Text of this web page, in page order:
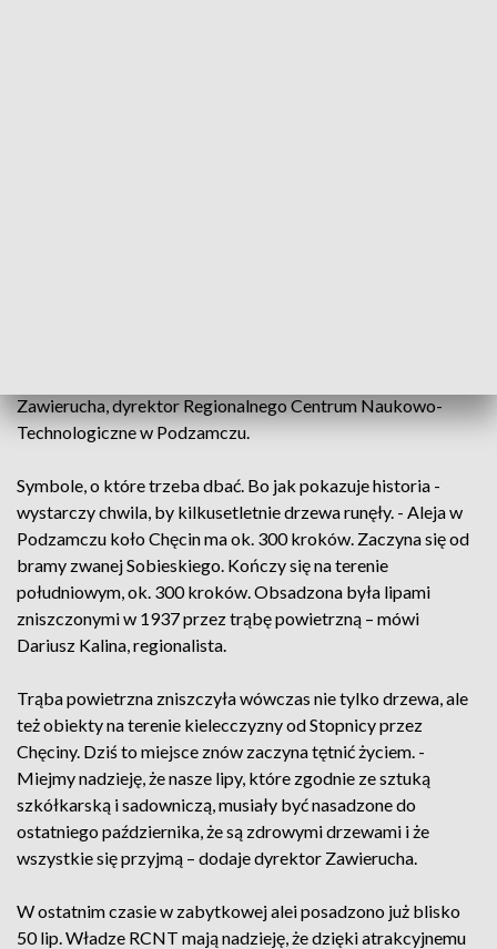
Zawierucha, dyrektor Regionalnego Centrum Naukowo-
Technologiczne w Podzamczu.
Symbole, o które trzeba dbać. Bo jak pokazuje historia -
wystarczy chwila, by kilkusetletnie drzewa runęły. - Aleja w
Podzamczu koło Chęcin ma ok. 300 kroków. Zaczyna się od
bramy zwanej Sobieskiego. Kończy się na terenie
południowym, ok. 300 kroków. Obsadzona była lipami
zniszczonymi w 1937 przez trąbę powietrzną – mówi
Dariusz Kalina, regionalista.
Trąba powietrzna zniszczyła wówczas nie tylko drzewa, ale
też obiekty na terenie kielecczyzny od Stopnicy przez
Chęciny. Dziś to miejsce znów zaczyna tętnić życiem. -
Miejmy nadzieję, że nasze lipy, które zgodnie ze sztuką
szkółkarską i sadowniczą, musiały być nasadzone do
ostatniego października, że są zdrowymi drzewami i że
wszystkie się przyjmą – dodaje dyrektor Zawierucha.
W ostatnim czasie w zabytkowej alei posadzono już blisko
50 lip. Władze RCNT mają nadzieję, że dzięki atrakcyjnemu